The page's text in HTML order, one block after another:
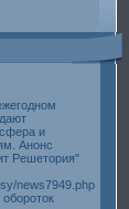
и
Анонс
Решетория"
news7949.php